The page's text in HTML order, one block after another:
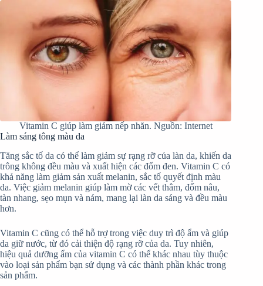
Vitamin C giúp làm giảm nếp nhăn. Nguồn: Internet
Làm sáng tông màu da
Tăng sắc tố da có thể làm giảm sự rạng rỡ của làn da, khiến da
trông không đều màu và xuất hiện các đốm đen. Vitamin C có
khả năng làm giảm sản xuất melanin, sắc tố quyết định màu
da. Việc giảm melanin giúp làm mờ các vết thâm, đốm nâu,
tàn nhang, sẹo mụn và nám, mang lại làn da sáng và đều màu
hơn.
Vitamin C cũng có thể hỗ trợ trong việc duy trì độ ẩm và giúp
da giữ nước, từ đó cải thiện độ rạng rỡ của da. Tuy nhiên,
hiệu quả dưỡng ẩm của vitamin C có thể khác nhau tùy thuộc
vào loại sản phẩm bạn sử dụng và các thành phần khác trong
sản phẩm.